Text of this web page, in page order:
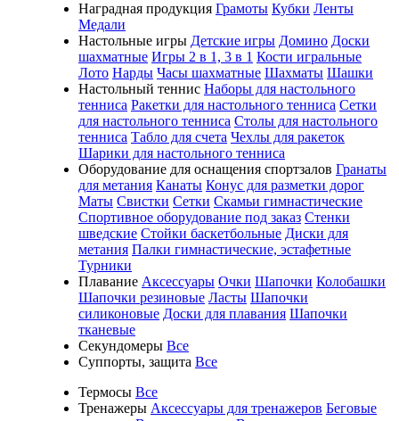
Наградная продукция Грамоты Кубки Ленты
Медали
Настольные игры Детские игры Домино Доски
шахматные Игры 2 в 1, 3 в 1 Кости игральные
Лото Нарды Часы шахматные Шахматы Шашки
Настольный теннис Наборы для настольного
тенниса Ракетки для настольного тенниса Сетки
для настольного тенниса Столы для настольного
тенниса Табло для счета Чехлы для ракеток
Шарики для настольного тенниса
Оборудование для оснащения спортзалов Гранаты
для метания Канаты Конус для разметки дорог
Маты Свистки Сетки Скамьи гимнастические
Спортивное оборудование под заказ Стенки
шведские Стойки баскетбольные Диски для
метания Палки гимнастические, эстафетные
Турники
Плавание Аксессуары Очки Шапочки Колобашки
Шапочки резиновые Ласты Шапочки
силиконовые Доски для плавания Шапочки
тканевые
Секундомеры Все
Суппорты, защита Все
Термосы Все
Тренажеры Аксессуары для тренажеров Беговые